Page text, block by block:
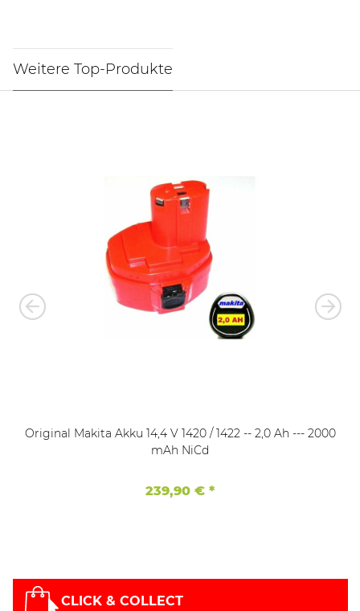
Weitere Top-Produkte
Original Makita Akku 14,4 V 1420 / 1422 -- 2,0 Ah --- 2000
mAh NiCd
239,90 € *
CLICK & COLLECT